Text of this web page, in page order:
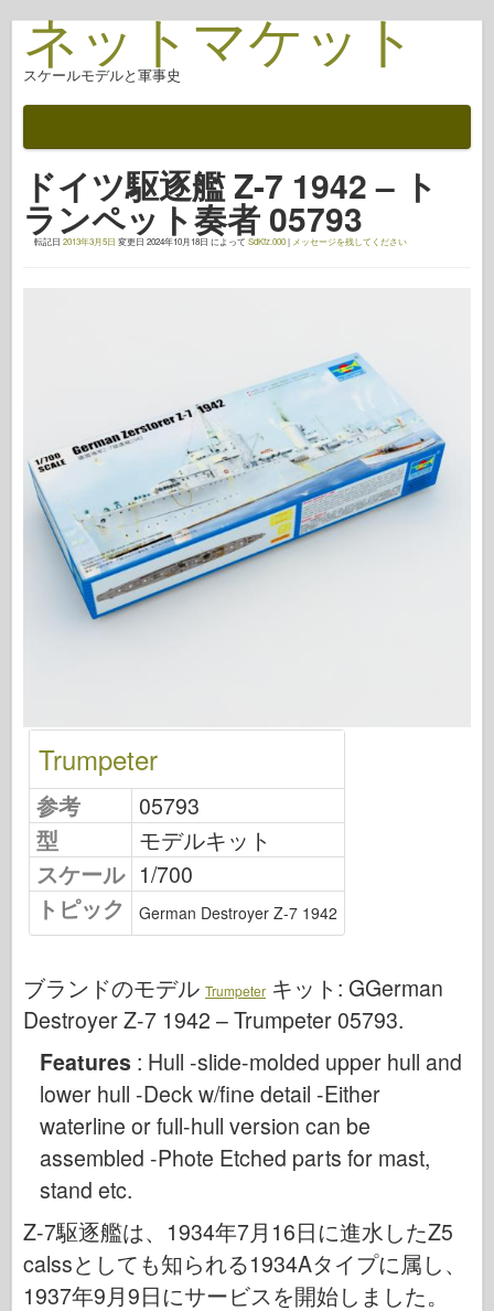
ネットマケット
スケールモデルと軍事史
戦いの後
AFV武器
アライド軸
新しいヴァンガード
オスプレイモデリング
オスプレイ出版
飛行隊信号
タンクパワー
トラックとタンク
武装-アーセナル
エースモデル
AFVクラブ
エアフィックス
空軍
AZモデル
黒い犬
サイバーホビー
ドネプロモデル
ドラゴン
エデュアルド
ファインモールド
フリルモデル
ハセガワ
ドイツ駆逐艦 Z-7 1942 – ト
ランペット奏者 05793
転記日 2013年3月5日 変更日 2024年10月18日 によって SdKfz.000| メッセージを残してください
Trumpeter
参考
05793
型
モデルキット
スケール 1/700
トピック
German Destroyer Z-7 1942
ブランドのモデル Trumpeter キット: GGerman
Destroyer Z-7 1942 – Trumpeter 05793.
Features : Hull -slide-molded upper hull and
lower hull -Deck w/fine detail -Either
waterline or full-hull version can be
assembled -Phote Etched parts for mast,
stand etc.
Z-7駆逐艦は、1934年7月16日に進水したZ5
calssとしても知られる1934Aタイプに属し、
1937年9月9日にサービスを開始しました。